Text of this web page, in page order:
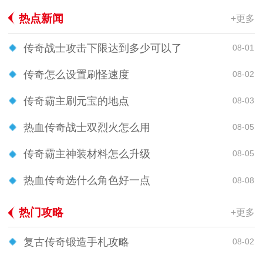
热点新闻 +更多
传奇战士攻击下限达到多少可以了 08-01
传奇怎么设置刷怪速度 08-02
传奇霸主刷元宝的地点 08-03
热血传奇战士双烈火怎么用 08-05
传奇霸主神装材料怎么升级 08-05
热血传奇选什么角色好一点 08-08
热门攻略 +更多
复古传奇锻造手札攻略 08-02